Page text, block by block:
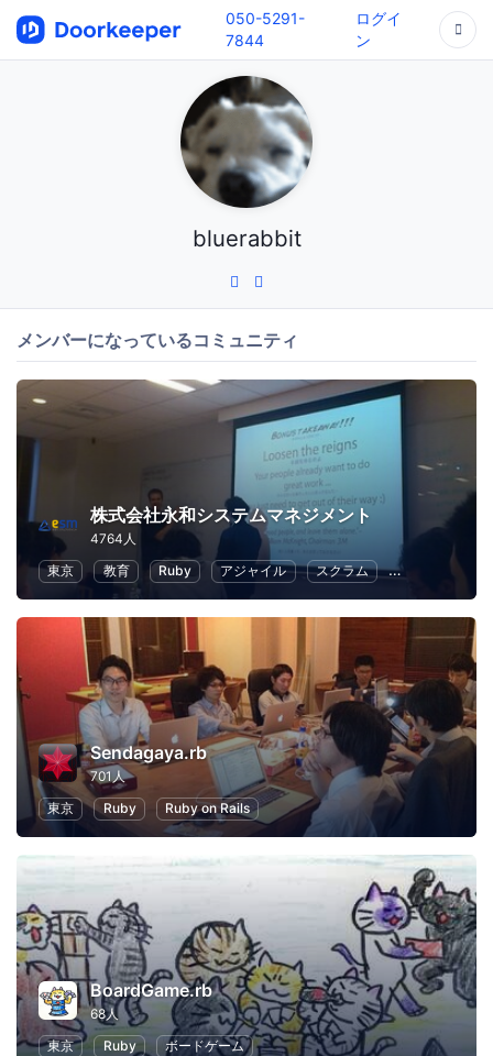
050-5291-
7844
ログイ
ン
bluerabbit
メンバーになっているコミュニティ
株式会社永和システムマネジメント
4764人
東京
教育 Ruby アジャイル スクラム クラウド
Sendagaya.rb
701人
東京
Ruby Ruby on Rails
BoardGame.rb
68人
東京
Ruby ボードゲーム